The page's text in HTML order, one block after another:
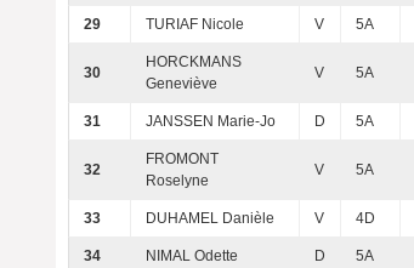
29 TURIAF Nicole V 5A
30
HORCKMANS
Geneviève
V 5A
31 JANSSEN Marie-Jo D 5A
32
FROMONT
Roselyne
V 5A
33 DUHAMEL Danièle V 4D
34 NIMAL Odette D 5A